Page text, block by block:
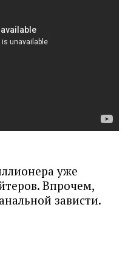
уже
Впрочем,
зависти.